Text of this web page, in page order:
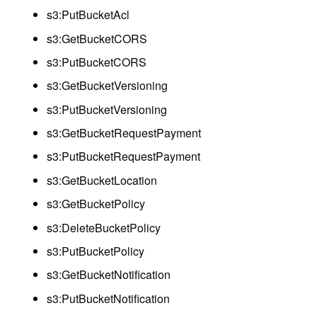
s3:PutBucketAcl
s3:GetBucketCORS
s3:PutBucketCORS
s3:GetBucketVersioning
s3:PutBucketVersioning
s3:GetBucketRequestPayment
s3:PutBucketRequestPayment
s3:GetBucketLocation
s3:GetBucketPolicy
s3:DeleteBucketPolicy
s3:PutBucketPolicy
s3:GetBucketNotification
s3:PutBucketNotification